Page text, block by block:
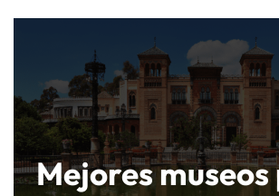
Mejores